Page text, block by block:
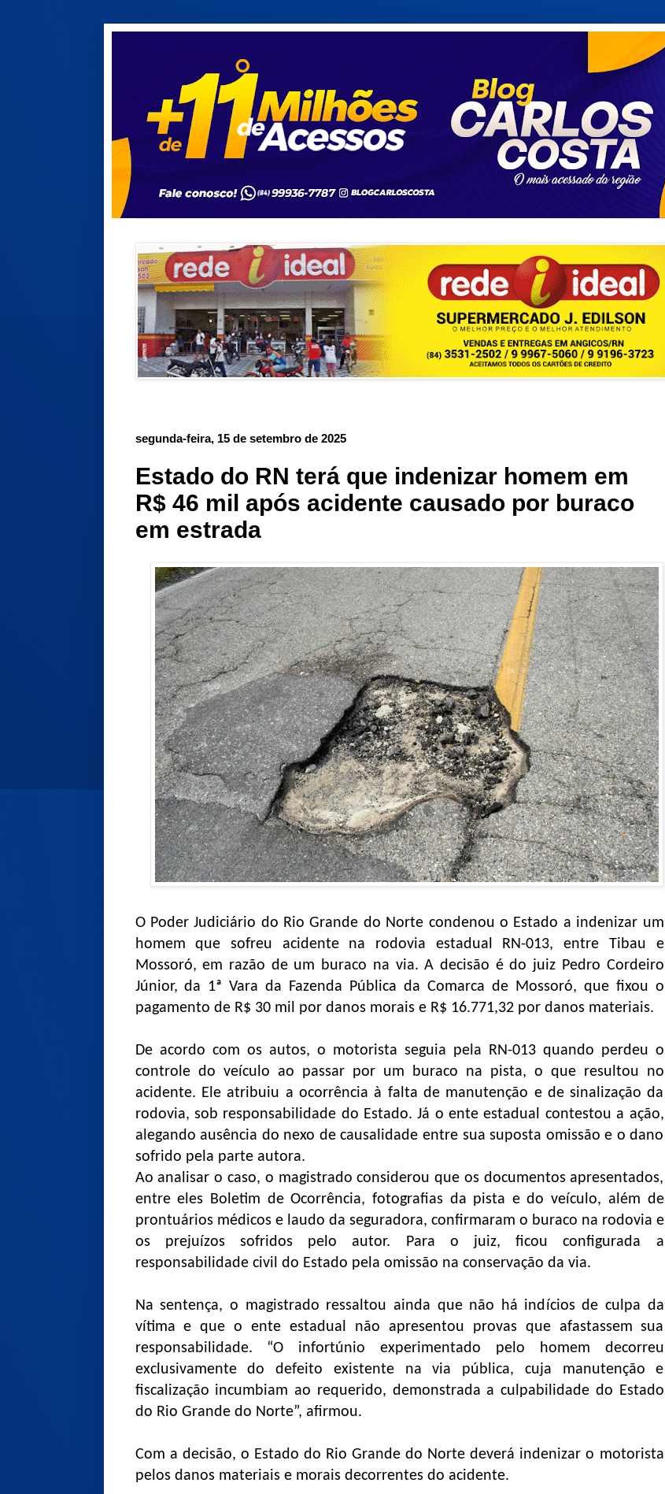
segunda-feira, 15 de setembro de 2025
Estado do RN terá que indenizar homem em
R$ 46 mil após acidente causado por buraco
em estrada
O Poder Judiciário do Rio Grande do Norte condenou o Estado a indenizar um
homem que sofreu acidente na rodovia estadual RN-013, entre Tibau e
Mossoró, em razão de um buraco na via. A decisão é do juiz Pedro Cordeiro
Júnior, da 1ª Vara da Fazenda Pública da Comarca de Mossoró, que fixou o
pagamento de R$ 30 mil por danos morais e R$ 16.771,32 por danos materiais.
De acordo com os autos, o motorista seguia pela RN-013 quando perdeu o
controle do veículo ao passar por um buraco na pista, o que resultou no
acidente. Ele atribuiu a ocorrência à falta de manutenção e de sinalização da
rodovia, sob responsabilidade do Estado. Já o ente estadual contestou a ação,
alegando ausência do nexo de causalidade entre sua suposta omissão e o dano
sofrido pela parte autora.
Ao analisar o caso, o magistrado considerou que os documentos apresentados,
entre eles Boletim de Ocorrência, fotografias da pista e do veículo, além de
prontuários médicos e laudo da seguradora, confirmaram o buraco na rodovia e
os prejuízos sofridos pelo autor. Para o juiz, ficou configurada a
responsabilidade civil do Estado pela omissão na conservação da via.
Na sentença, o magistrado ressaltou ainda que não há indícios de culpa da
vítima e que o ente estadual não apresentou provas que afastassem sua
responsabilidade. “O infortúnio experimentado pelo homem decorreu
exclusivamente do defeito existente na via pública, cuja manutenção e
fiscalização incumbiam ao requerido, demonstrada a culpabilidade do Estado
do Rio Grande do Norte”, afirmou.
Com a decisão, o Estado do Rio Grande do Norte deverá indenizar o motorista
pelos danos materiais e morais decorrentes do acidente.